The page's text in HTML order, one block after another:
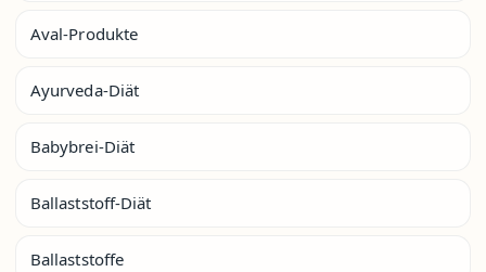
Aval-Produkte
Ayurveda-Diät
Babybrei-Diät
Ballaststoff-Diät
Ballaststoffe